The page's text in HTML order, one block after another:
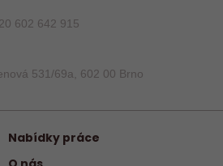
602 642 915
531/69a, 602 00 Brno
Nabídky práce